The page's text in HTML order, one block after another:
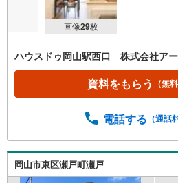
画像29枚
ハウスドゥ岡山駅西口 株式会社ア
資料をもらう （無料
電話する （通話
岡山市東区瀬戸町瀬戸